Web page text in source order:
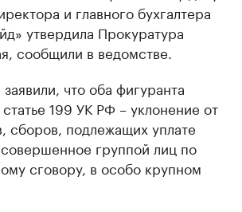
и главного бухгалтера
утвердила Прокуратура
сообщили в ведомстве.
что оба фигуранта
199 УК РФ – уклонение от
сборов, подлежащих уплате
группой лиц по
сговору, в особо крупном